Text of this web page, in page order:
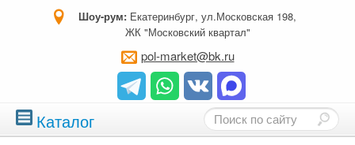
Шоу-рум: Екатеринбург, ул.Московская 198,
ЖК "Московский квартал"
pol-market@bk.ru
Каталог